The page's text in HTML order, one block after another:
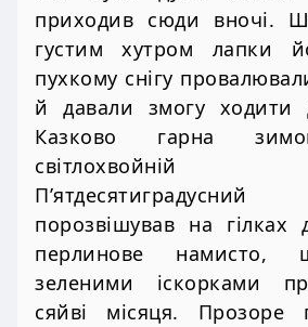
приходив сюди вночі.
густим хутром лапки
пухкому снігу
й давали змогу ходити
Казково гарна
порозвішував на гілках
перлинове намисто,
зеленими іскорками
сяйві місяця. Прозоре